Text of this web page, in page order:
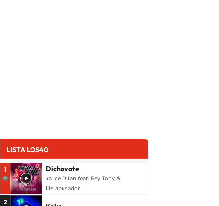
LISTA LOS40
1 Dichavate
Ya Ice Dilan feat. Rey Tony &
Helabusador
2